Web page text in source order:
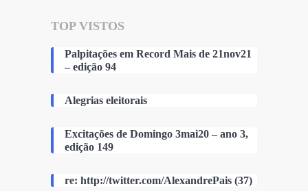
TOP VISTOS
Palpitações em Record Mais de 21nov21
– edição 94
Alegrias eleitorais
Excitações de Domingo 3mai20 – ano 3,
edição 149
re: http://twitter.com/AlexandrePais (37)